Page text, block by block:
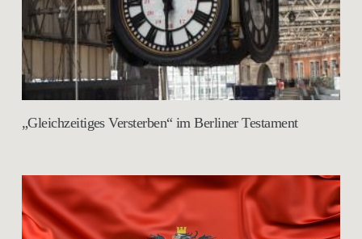
„Gleichzeitiges Versterben“ im Berliner Testament